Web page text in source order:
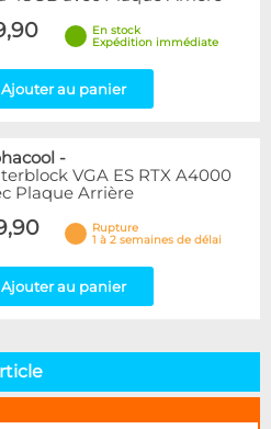
En stock
Expédition immédiate
Ajouter au panier
-
VGA ES RTX A4000
Plaque Arrière
Rupture
1 à 2 semaines de délai
Ajouter au panier